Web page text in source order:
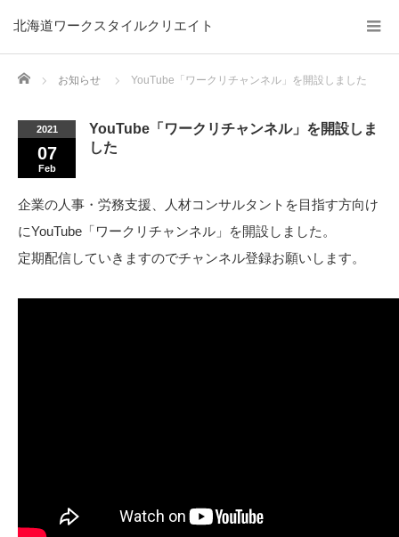
北海道ワークスタイルクリエイト
Home お知らせ YouTube「ワークリチャンネル」を開設しました
2021
07
Feb
YouTube「ワークリチャンネル」を開設しま
した
企業の人事・労務支援、人材コンサルタントを目指す方向け
にYouTube「ワークリチャンネル」を開設しました。
定期配信していきますのでチャンネル登録お願いします。